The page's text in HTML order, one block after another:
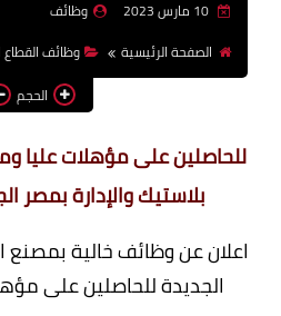
10 مارس 2023
وظائف
الصفحة الرئيسية
وظائف
الحجم
للحاصلين على مؤهلات
بلاستيك والإدارة بمصر
اعلان عن وظائف خالية بمصنع
الجديدة للحاصلين على